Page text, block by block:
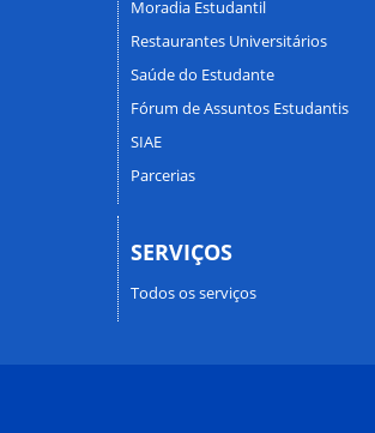
Moradia Estudantil
Restaurantes Universitários
Saúde do Estudante
Fórum de Assuntos Estudantis
SIAE
Parcerias
SERVIÇOS
Todos os serviços